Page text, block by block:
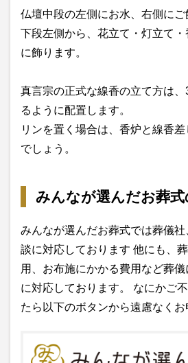
仏壇中段の左側にお水、右側にご
下段左側から、花立て・灯立て
に飾ります。
真言宗の正式な線香の立て方は、
るように配置します。
リンを置く場合は、香炉と線香
でしょう。
みんなが選んだお葬式
みんなが選んだお葬式では葬儀
談に対応しております 他にも、
用、お布施にかかる費用など葬
に対応しております。 なにかご
たら以下のボタンから遠慮なくお